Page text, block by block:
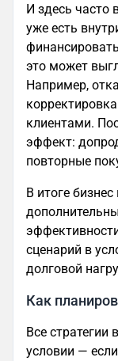
И здесь часто
уже есть
это может
Например,
клиентами.
эффект:
повторные
В итоге
сценарий в
долговой
Как
Все
условии —